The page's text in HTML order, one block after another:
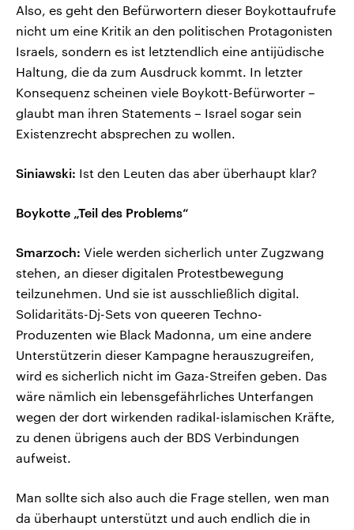
Also, es geht den Befürwortern dieser Boykottaufrufe
nicht um eine Kritik an den politischen Protagonisten
Israels, sondern es ist letztendlich eine antijüdische
Haltung, die da zum Ausdruck kommt. In letzter
Konsequenz scheinen viele Boykott-Befürworter –
glaubt man ihren Statements – Israel sogar sein
Existenzrecht absprechen zu wollen.
Siniawski: Ist den Leuten das aber überhaupt klar?
Boykotte „Teil des Problems“
Smarzoch: Viele werden sicherlich unter Zugzwang
stehen, an dieser digitalen Protestbewegung
teilzunehmen. Und sie ist ausschließlich digital.
Solidaritäts-Dj-Sets von queeren Techno-
Produzenten wie Black Madonna, um eine andere
Unterstützerin dieser Kampagne herauszugreifen,
wird es sicherlich nicht im Gaza-Streifen geben. Das
wäre nämlich ein lebensgefährliches Unterfangen
wegen der dort wirkenden radikal-islamischen Kräfte,
zu denen übrigens auch der BDS Verbindungen
aufweist.
Man sollte sich also auch die Frage stellen, wen man
da überhaupt unterstützt und auch endlich die in